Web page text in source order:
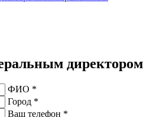
директором
ФИО *
Город *
Ваш телефон *